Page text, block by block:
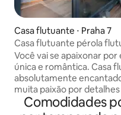
Casa flutuante ⋅ Praha 7
Casa flutuante pérola
Praga
Você vai se apaixonar por
única e romântica. Casa
absolutamente
muita paixão por
Você vai experimentar
inesquecível e não vai
Comodidades